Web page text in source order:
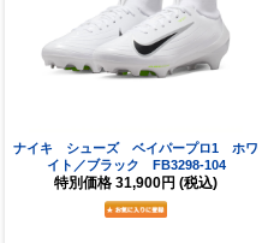
ナイキ シューズ ベイパープロ1 ホワ
イト／ブラック FB3298-104
特別価格 31,900円 (税込)